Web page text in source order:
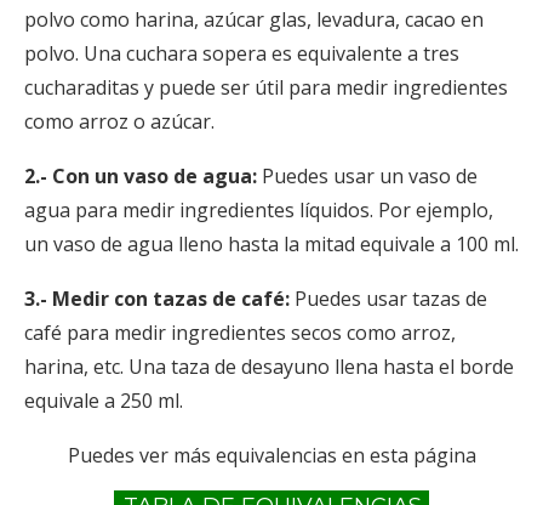
polvo como harina, azúcar glas, levadura, cacao en
polvo. Una cuchara sopera es equivalente a tres
cucharaditas y puede ser útil para medir ingredientes
como arroz o azúcar.
2.- Con un vaso de agua: Puedes usar un vaso de
agua para medir ingredientes líquidos. Por ejemplo,
un vaso de agua lleno hasta la mitad equivale a 100 ml.
3.- Medir con tazas de café: Puedes usar tazas de
café para medir ingredientes secos como arroz,
harina, etc. Una taza de desayuno llena hasta el borde
equivale a 250 ml.
Puedes ver más equivalencias en esta página